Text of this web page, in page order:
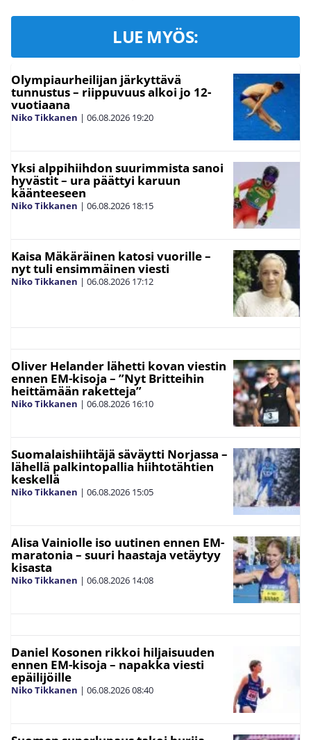
LUE MYÖS:
Olympiaurheilijan järkyttävä
tunnustus – riippuvuus alkoi jo 12-
vuotiaana
Niko Tikkanen | 06.08.2026 19:20
Yksi alppihiihdon suurimmista sanoi
hyvästit – ura päättyi karuun
käänteeseen
Niko Tikkanen | 06.08.2026 18:15
Kaisa Mäkäräinen katosi vuorille –
nyt tuli ensimmäinen viesti
Niko Tikkanen | 06.08.2026 17:12
Oliver Helander lähetti kovan viestin
ennen EM-kisoja – ”Nyt Britteihin
heittämään raketteja”
Niko Tikkanen | 06.08.2026 16:10
Suomalaishiihtäjä säväytti Norjassa –
lähellä palkintopallia hiihtotähtien
keskellä
Niko Tikkanen | 06.08.2026 15:05
Alisa Vainiolle iso uutinen ennen EM-
maratonia – suuri haastaja vetäytyy
kisasta
Niko Tikkanen | 06.08.2026 14:08
Daniel Kosonen rikkoi hiljaisuuden
ennen EM-kisoja – napakka viesti
epäilijöille
Niko Tikkanen | 06.08.202608:40